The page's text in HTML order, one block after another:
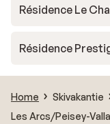
Résidence Le
Résidence
Home Skivakantie
Les Arcs/Peisey-